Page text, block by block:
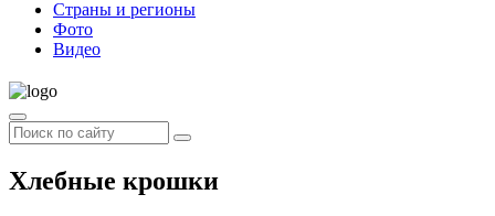
Страны и регионы
Фото
Видео
Хлебные крошки